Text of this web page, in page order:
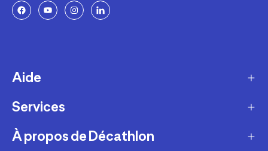
Aide
Livraison
Retours et échanges
Services
Programme de fidélité
À propos de Décathlon